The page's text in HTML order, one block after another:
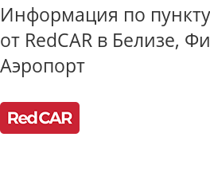
Информация по
от RedCAR в Белизе,
Аэропорт